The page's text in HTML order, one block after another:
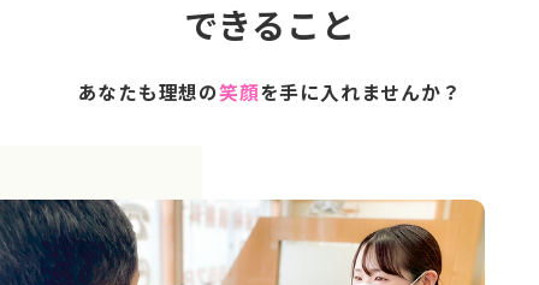
できること
あなたも理想の笑顔を手に入れませんか？